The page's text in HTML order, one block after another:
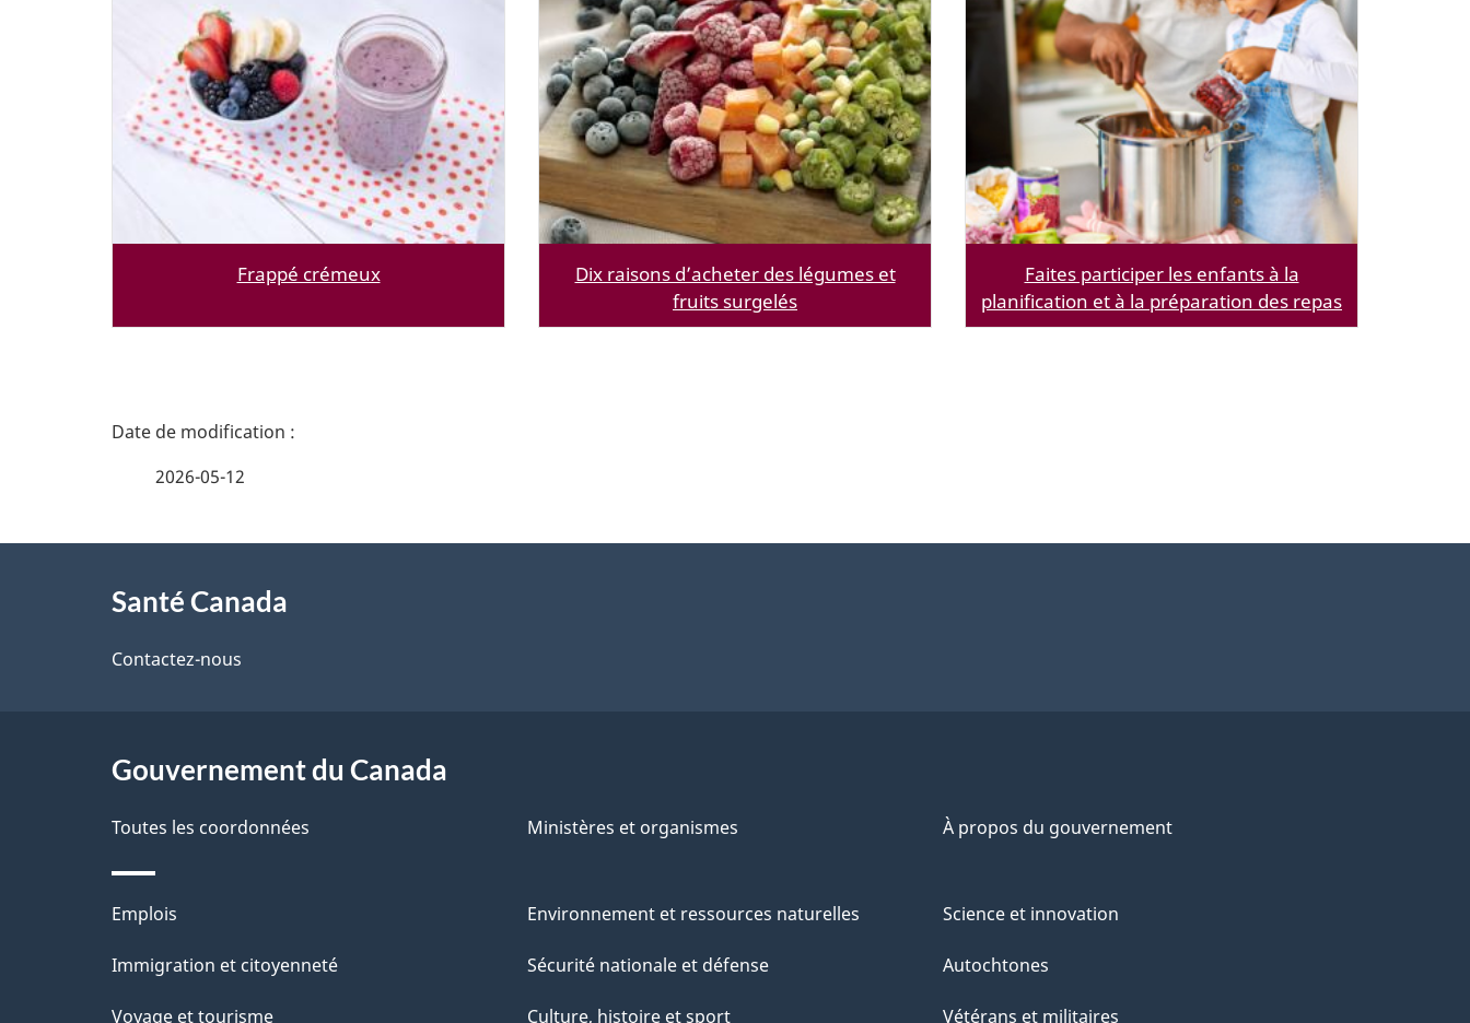
Frappé crémeux
Dix raisons d’acheter des légumes et
fruits surgelés
Faites participer les enfants à la
planification et à la préparation des repas
D
t
a
d
e
l
2026-05-12
proposSanté Canada
Contactez-nous
Gouvernement du Canada
Toutes les coordonnées Ministères et organismes À propos du gouvernement
Thèmes
et
Emplois
Immigration et citoyenneté
Voyage et tourisme
Environnement et ressources naturelles
Sécurité nationale et défense
Culture, histoire et sport
Science et innovation
Autochtones
Vétérans et militaires